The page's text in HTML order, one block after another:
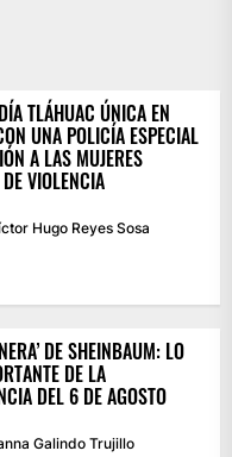
TLÁHUAC ÚNICA EN
UNA POLICÍA ESPECIAL
A LAS MUJERES
VIOLENCIA
Hugo Reyes Sosa
DE SHEINBAUM: LO
DE LA
DEL 6 DE AGOSTO
Galindo Trujillo